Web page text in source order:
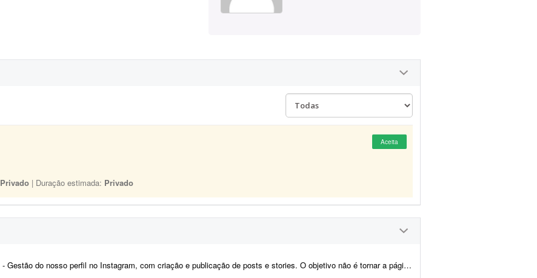
Aceita
Privado | Duração estimada: Privado
- Gestão do nosso perfil no Instagram, com criação e publicação de posts e stories. O objetivo não é tornar a página de ponta, mas marcar pres...